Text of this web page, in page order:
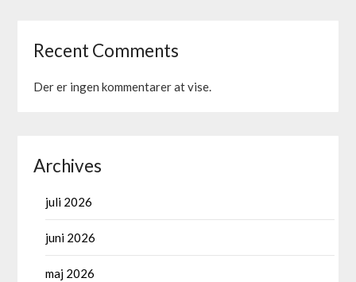
Recent Comments
Der er ingen kommentarer at vise.
Archives
juli 2026
juni 2026
maj 2026